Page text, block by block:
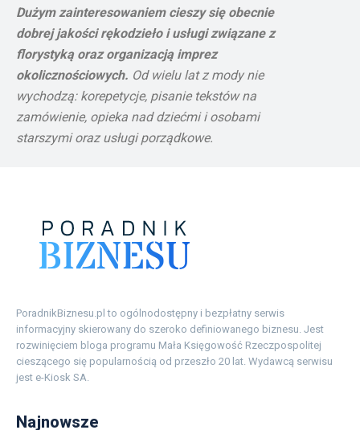
Dużym zainteresowaniem cieszy się obecnie
dobrej jakości rękodzieło i usługi związane z
florystyką oraz organizacją imprez
okolicznościowych. Od wielu lat z mody nie
wychodzą: korepetycje, pisanie tekstów na
zamówienie, opieka nad dziećmi i osobami
starszymi oraz usługi porządkowe.
PoradnikBiznesu.pl to ogólnodostępny i bezpłatny serwis
informacyjny skierowany do szeroko definiowanego biznesu. Jest
rozwinięciem bloga programu Mała Księgowość Rzeczpospolitej
cieszącego się popularnością od przeszło 20 lat. Wydawcą serwisu
jest e-Kiosk SA.
Najnowsze